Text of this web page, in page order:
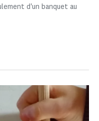
d'un banquet au